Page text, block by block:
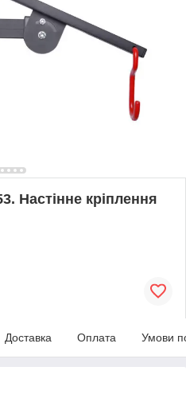
Настінне кріплення
Доставка Оплата Умови